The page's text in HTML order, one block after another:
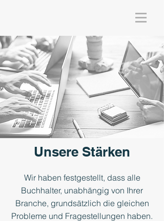
Unsere Stärken
Wir haben festgestellt, dass alle
Buchhalter, unabhängig von Ihrer
Branche, grundsätzlich die gleichen
Probleme und Fragestellungen haben.